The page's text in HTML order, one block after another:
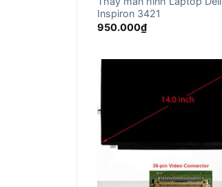
Inspiron 3421
950.000₫